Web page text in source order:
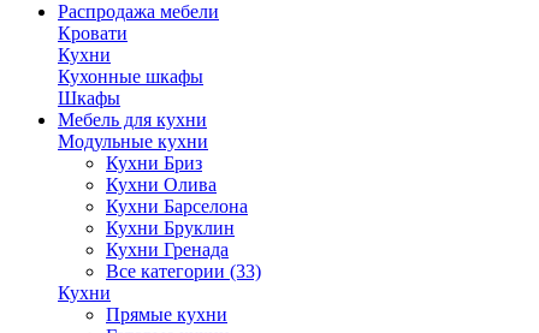
Распродажа мебели
Кровати
Кухни
Кухонные шкафы
Шкафы
Мебель для кухни
Модульные кухни
Кухни Бриз
Кухни Олива
Кухни Барселона
Кухни Бруклин
Кухни Гренада
Все категории (33)
Кухни
Прямые кухни